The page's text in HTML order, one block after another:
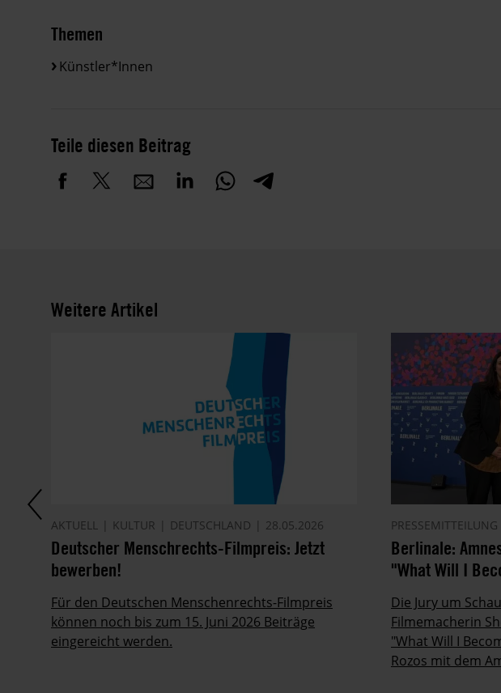
Themen
Künstler*innen
Teile diesen Beitrag
Weitere Artikel
AKTUELL KULTUR DEUTSCHLAND 28.05.2026
Deutscher Menschrechts-Filmpreis: Jetzt
bewerben!
Für den Deutschen Menschenrechts-Filmpreis
können noch bis zum 15. Juni 2026 Beiträge
eingereicht werden.
PRESSEMITTEILUNG
Berlinale:
"What Will I
Die Jury um
Filmemacherin
"What Will I
Rozos mit dem